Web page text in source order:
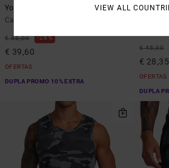
Yogger Stretch 17"
Calções elásticos Azul Homem
€ 55,00 28%
€ 39,60
OFERTAS
DUPLA PROMO 10% EXTRA
VA
€ 45,00
€ 28,35
OFERTAS
DUPLA
VIEW ALL